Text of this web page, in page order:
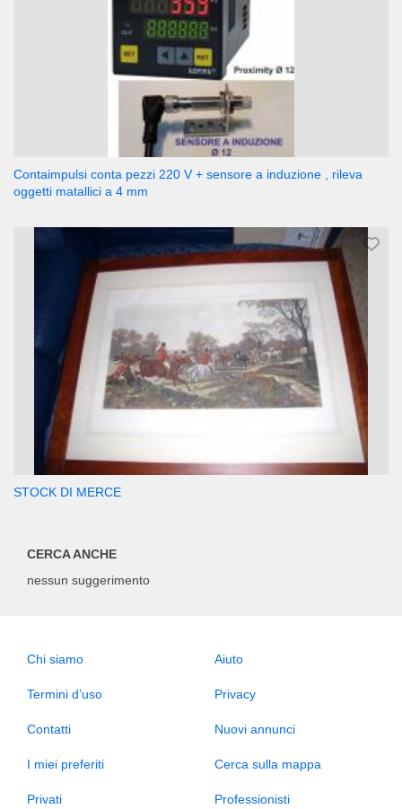
Contaimpulsi conta pezzi 220 V + sensore a induzione , rileva
oggetti matallici a 4 mm
STOCK DI MERCE
CERCA ANCHE
nessun suggerimento
Chi siamo Aiuto
Termini d’uso Privacy
Contatti Nuovi annunci
I miei preferiti Cerca sulla mappa
Privati Professionisti